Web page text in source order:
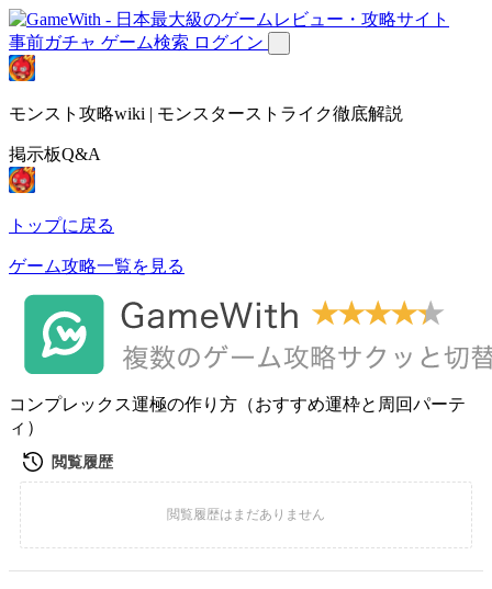
事前ガチャ ゲーム検索 ログイン
モンスト攻略wiki | モンスターストライク徹底解説
掲示板Q&A
トップに戻る
ゲーム攻略一覧を見る
コンプレックス運極の作り方（おすすめ運枠と周回パーテ
ィ）